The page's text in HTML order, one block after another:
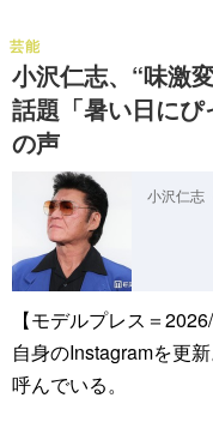
小沢仁志、“味激
話題「暑い日にぴ
の声
芸能
小沢仁志
【モデルプレス＝
自身のInstagramを更
呼んでいる。